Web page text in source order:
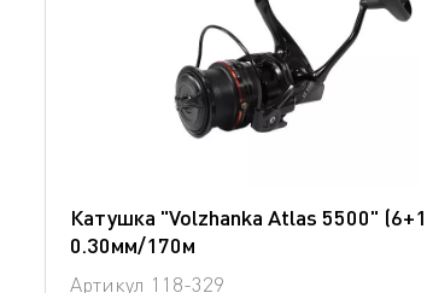
Катушка "Volzhanka Atlas 5500"
0.30мм/170м
Артикул 118-329